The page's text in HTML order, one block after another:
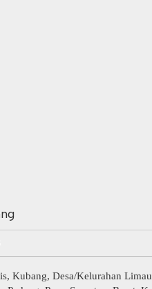
Kubang, Desa/Kelurahan